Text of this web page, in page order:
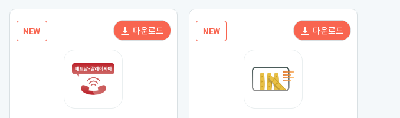
NEW 다운로드 NEW 다운로드